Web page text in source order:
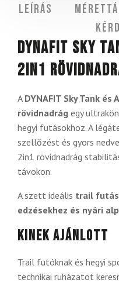
Leírás
DYNAFIT Sky
2in1
A DYNAFIT Sky Tank
rövidnadrág egy
hegyi futásokhoz. A
szellőzést és gyors
2in1 rövidnadrág
távokon.
A szett ideális trail
edzésekhez és nyári
Kinek ajánlott
Trail futóknak és hegyi
technikai ruházatot